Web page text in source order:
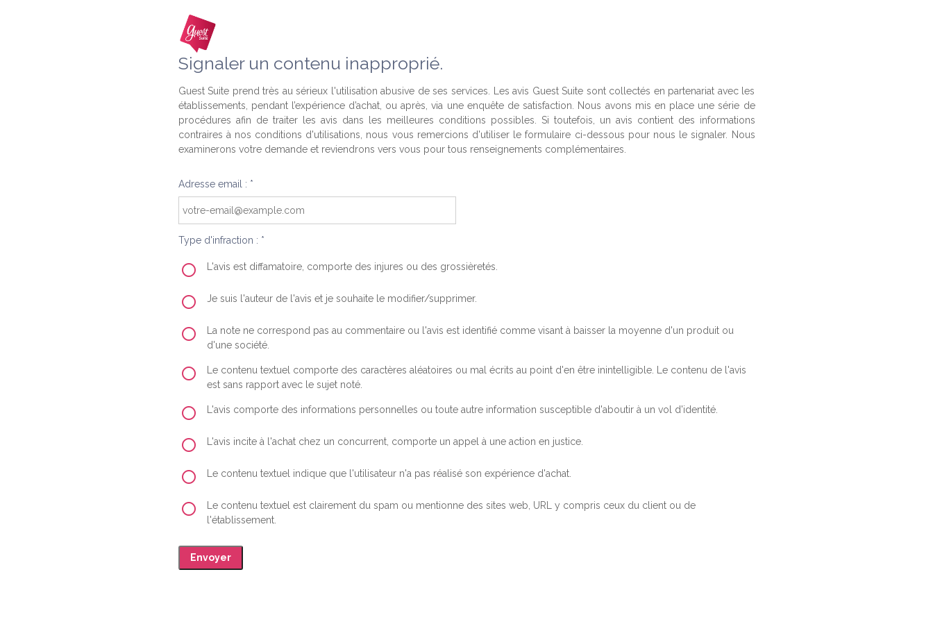
Signaler un contenu inapproprié.
Guest Suite prend très au sérieux l'utilisation abusive de ses services. Les avis Guest Suite sont collectés en partenariat avec les
établissements, pendant l’expérience d’achat, ou après, via une enquête de satisfaction. Nous avons mis en place une série de
procédures afin de traiter les avis dans les meilleures conditions possibles. Si toutefois, un avis contient des informations
contraires à nos conditions d'utilisations, nous vous remercions d'utiliser le formulaire ci-dessous pour nous le signaler. Nous
examinerons votre demande et reviendrons vers vous pour tous renseignements complémentaires.
Adresse email : *
Type d'infraction : *
L'avis est diffamatoire, comporte des injures ou des grossièretés.
Je suis l'auteur de l'avis et je souhaite le modifier/supprimer.
La note ne correspond pas au commentaire ou l'avis est identifié comme visant à baisser la moyenne d'un produit ou
d'une société.
Le contenu textuel comporte des caractères aléatoires ou mal écrits au point d'en être inintelligible. Le contenu de l'avis
est sans rapport avec le sujet noté.
L'avis comporte des informations personnelles ou toute autre information susceptible d'aboutir à un vol d'identité.
L'avis incite à l'achat chez un concurrent, comporte un appel à une action en justice.
Le contenu textuel indique que l'utilisateur n'a pas réalisé son expérience d'achat.
Le contenu textuel est clairement du spam ou mentionne des sites web, URL y compris ceux du client ou de
l'établissement.
Envoyer